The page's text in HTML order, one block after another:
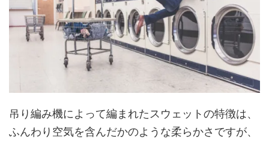
吊り編み機によって編まれたスウェットの特徴は、
ふんわり空気を含んだかのような柔らかさですが、